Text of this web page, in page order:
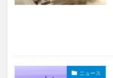
ニュース